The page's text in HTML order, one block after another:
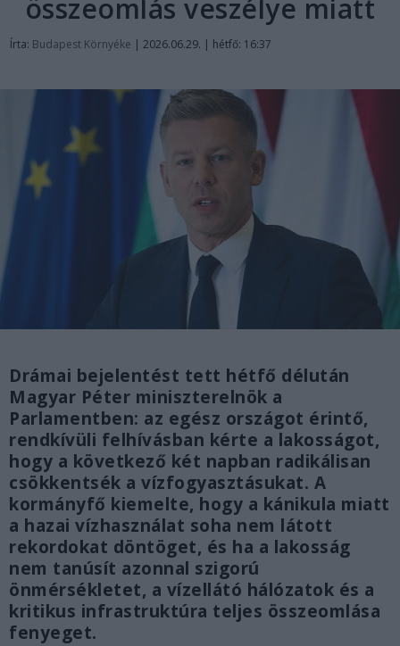
összeomlás veszélye miatt
Írta: Budapest Környéke | 2026.06.29. | hétfő: 16:37
Drámai bejelentést tett hétfő délután
Magyar Péter miniszterelnök a
Parlamentben: az egész országot érintő,
rendkívüli felhívásban kérte a lakosságot,
hogy a következő két napban radikálisan
csökkentsék a vízfogyasztásukat. A
kormányfő kiemelte, hogy a kánikula miatt
a hazai vízhasználat soha nem látott
rekordokat döntöget, és ha a lakosság
nem tanúsít azonnal szigorú
önmérsékletet, a vízellátó hálózatok és a
kritikus infrastruktúra teljes összeomlása
fenyeget.